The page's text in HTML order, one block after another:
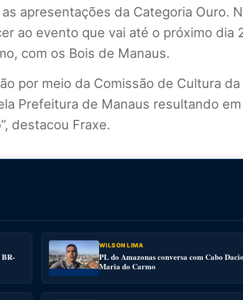
apresentações da Categoria Ouro.
ao evento que vai até o próximo dia
com os Bois de Manaus.
por meio da Comissão de Cultura
Prefeitura de Manaus resultando
destacou Fraxe.
WILSON LIMA
PL do Amazonas conversa com Cabo
Maria do Carmo